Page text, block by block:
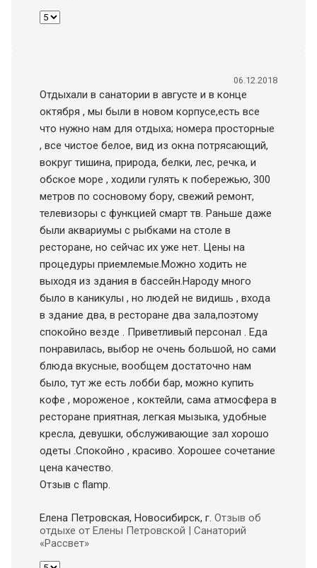
06.12.2018
Отдыхали в санатории в августе и в конце
октября , мы были в новом корпусе,есть все
что нужно нам для отдыха; номера просторные
, все чистое белое, вид из окна потрясающий,
вокруг тишина, природа, белки, лес, речка, и
обское море , ходили гулять к побережью, 300
метров по сосновому бору, свежий ремонт,
телевизоры с функцией смарт тв. Раньше даже
были аквариумы с рыбками на столе в
ресторане, но сейчас их уже нет. Цены на
процедуры приемлемые.Можно ходить не
выходя из здания в бассейн.Народу много
было в каникулы , но людей не видишь , входа
в здание два, в ресторане два зала,поэтому
спокойно везде . Приветливый персонал . Еда
понравилась, выбор не очень большой, но сами
блюда вкусные, вообщем достаточно нам
было, тут же есть лобби бар, можно купить
кофе , мороженое , коктейли, сама атмосфера в
ресторане приятная, легкая мызыка, удобные
кресла, девушки, обслуживающие зал хорошо
одеты .Спокойно , красиво. Хорошее сочетание
цена качество.
Отзыв с flamp.
Елена Петровская, Новосибирск, г. Отзыв об
отдыхе от Елены Петровской | Санаторий
«Рассвет»